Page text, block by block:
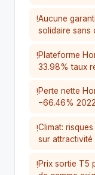
!Aucune
solidaire sans
!Plateforme
33.98% taux
!Perte nette
−66.46%
!Climat:
sur attractivité
!Prix sortie T5